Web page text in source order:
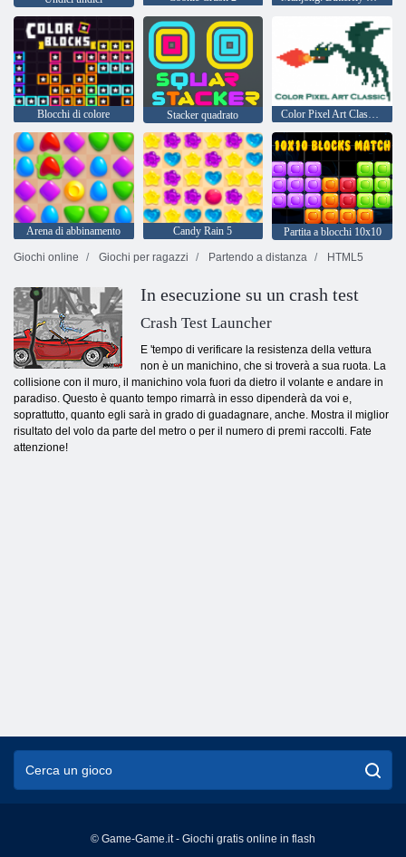
Blocchi di colore Stacker quadrato Color Pixel Art Classic - Pixel Paint by Numbers
Arena di abbinamento Candy Rain 5
Partita a blocchi 10x10
Giochi online
Giochi per ragazzi Partendo a distanza HTML5
In esecuzione su un crash test
Crash Test Launcher
E 'tempo di verificare la resistenza della vettura
non è un manichino, che si troverà a sua ruota. La
collisione con il muro, il manichino vola fuori da dietro il volante e andare in
paradiso. Questo è quanto tempo rimarrà in esso dipenderà da voi e,
soprattutto, quanto egli sarà in grado di guadagnare, anche. Mostra il miglior
risultato del volo da parte del metro o per il numero di premi raccolti. Fate
attenzione!
© Game-Game.it - Giochi gratis online in flash